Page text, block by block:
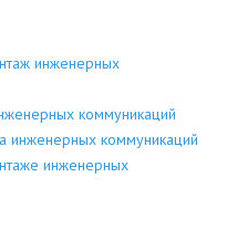
инженерных
коммуникаций
коммуникаций
инженерных